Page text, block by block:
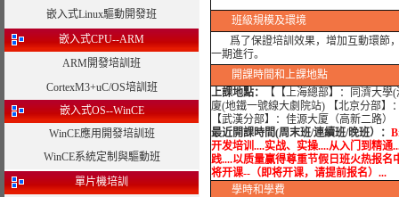
嵌入式Linux驅動開發班
嵌入式CPU--ARM
ARM開發培訓班
CortexM3+uC/OS培訓班
嵌入式OS--WinCE
WinCE應用開發培訓班
WinCE系統定制與驅動班
單片機培訓
班級規模及環境
爲了保證培訓效果，增加互動環節，
一期進行。
開課時間和上課地點
上課地點：
【【上海總部】：同濟大
廈(地鐵一號線大劇院站) 【北京分部】
【武漢分部】：佳源大厦（高新二路
最近開課時間(周末班/連續班/晚班）：
开发培训....实战、实操....从入门到精通
践....以质量赢得尊重节假日班火热报名
将开课--（即将开课，请提前报名）...
學時和學費